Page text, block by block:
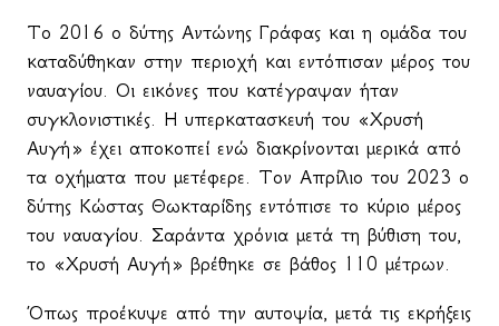
Το 2016 ο δύτης Αντώνης Γράφας και η ομάδα του
καταδύθηκαν στην περιοχή και εντόπισαν μέρος του
ναυαγίου. Οι εικόνες που κατέγραψαν ήταν
συγκλονιστικές. Η υπερκατασκευή του «Χρυσή
Αυγή» έχει αποκοπεί ενώ διακρίνονται μερικά από
τα οχήματα που μετέφερε. Τον Απρίλιο του 2023 ο
δύτης Κώστας Θωκταρίδης εντόπισε το κύριο μέρος
του ναυαγίου. Σαράντα χρόνια μετά τη βύθιση του,
το «Χρυσή Αυγή» βρέθηκε σε βάθος 110 μέτρων.
Όπως προέκυψε από την αυτοψία, μετά τις εκρήξεις